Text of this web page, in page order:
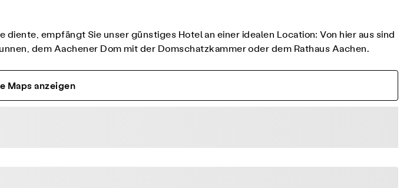
empfängt Sie unser günstiges Hotel an einer idealen Location: Von hier aus sind
dem Aachener Dom mit der Domschatzkammer oder dem Rathaus Aachen.
Maps anzeigen